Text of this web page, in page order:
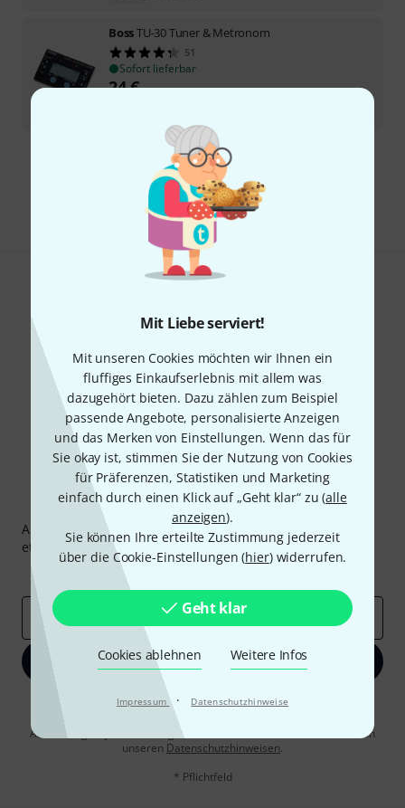
Mit Liebe serviert!
Mit unseren Cookies möchten wir Ihnen ein
fluffiges Einkaufserlebnis mit allem was
dazugehört bieten. Dazu zählen zum Beispiel
passende Angebote, personalisierte Anzeigen
und das Merken von Einstellungen. Wenn das für
Sie okay ist, stimmen Sie der Nutzung von Cookies
für Präferenzen, Statistiken und Marketing
einfach durch einen Klick auf „Geht klar“ zu (alle
anzeigen).
Sie können Ihre erteilte Zustimmung jederzeit
über die Cookie-Einstellungen (hier) widerrufen.
Geht klar
Cookies ablehnen Weitere Infos
Impressum · Datenschutzhinweise
BossTU-30 Tuner & Metronom
51
Sofort lieferbar
24€
Kostenloser Versand ab 29 €
Alle Preise inkl. MwSt.
Teilen Hilfe & Feedback
Thomann Newsletter
Abonniere den Thomann Newsletter und gewinne mit
etwas Glück einen von 50 Gutscheinenüber jeweils50€
Inspirierende Beiträge
E-Mail-Adresse
Jetzt anmelden
Mit Klick auf „Jetzt anmelden“ stimmen Sie dem Erhalt von E-Mail-
Werbung und einer Messung des E-Mail-Nutzungsverhaltens zu. Die
Abmeldung ist jederzeit möglich. Weitere Informationen finden Sie in
unseren Datenschutzhinweisen.
* Pflichtfeld